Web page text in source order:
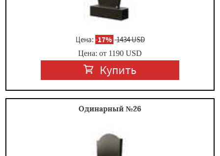
Цена: -17% 1434 USD
Цена: от 1190 USD
Купить
Одинарный №26